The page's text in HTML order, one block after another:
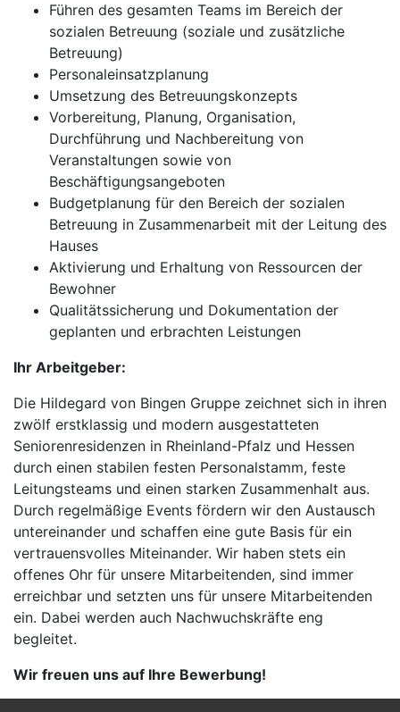
Führen des gesamten Teams im Bereich der
sozialen Betreuung (soziale und zusätzliche
Betreuung)
Personaleinsatzplanung
Umsetzung des Betreuungskonzepts
Vorbereitung, Planung, Organisation,
Durchführung und Nachbereitung von
Veranstaltungen sowie von
Beschäftigungsangeboten
Budgetplanung für den Bereich der sozialen
Betreuung in Zusammenarbeit mit der Leitung des
Hauses
Aktivierung und Erhaltung von Ressourcen der
Bewohner
Qualitätssicherung und Dokumentation der
geplanten und erbrachten Leistungen
Ihr Arbeitgeber:
Die Hildegard von Bingen Gruppe zeichnet sich in ihren
zwölf erstklassig und modern ausgestatteten
Seniorenresidenzen in Rheinland-Pfalz und Hessen
durch einen stabilen festen Personalstamm, feste
Leitungsteams und einen starken Zusammenhalt aus.
Durch regelmäßige Events fördern wir den Austausch
untereinander und schaffen eine gute Basis für ein
vertrauensvolles Miteinander. Wir haben stets ein
offenes Ohr für unsere Mitarbeitenden, sind immer
erreichbar und setzten uns für unsere Mitarbeitenden
ein. Dabei werden auch Nachwuchskräfte eng
begleitet.
Wir freuen uns auf Ihre Bewerbung!